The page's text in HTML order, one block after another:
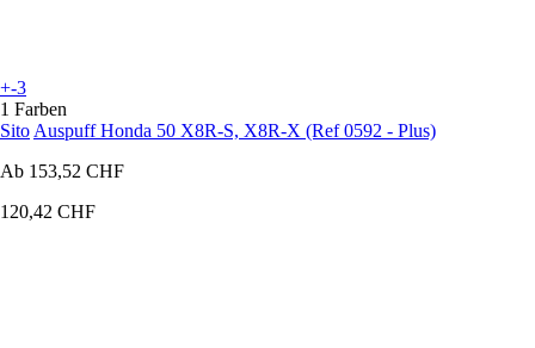
+-3
1 Farben
Sito Auspuff Honda 50 X8R-S, X8R-X (Ref 0592 - Plus)
Ab 153,52 CHF
120,42 CHF